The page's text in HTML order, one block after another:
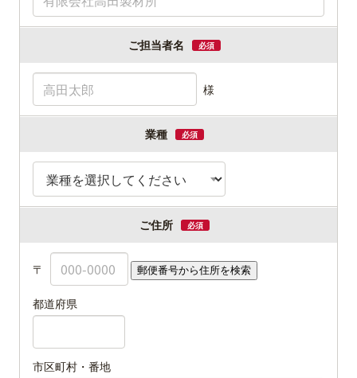
ご担当者名 必須
様
業種 必須
ご住所 必須
〒
都道府県
市区町村・番地